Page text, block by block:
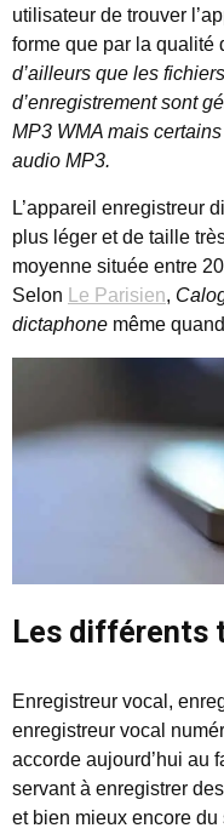
utilisateur de trouver
forme que par la qualité
d’ailleurs que les
d’enregistrement sont
MP3 WMA mais
audio MP3.
L’appareil enregistreur
plus léger et de taille
moyenne située entre
Selon Le Parisien,
dictaphone même
Les différents
Enregistreur vocal,
enregistreur vocal
accorde aujourd’hui au
servant à enregistrer
et bien mieux encore du